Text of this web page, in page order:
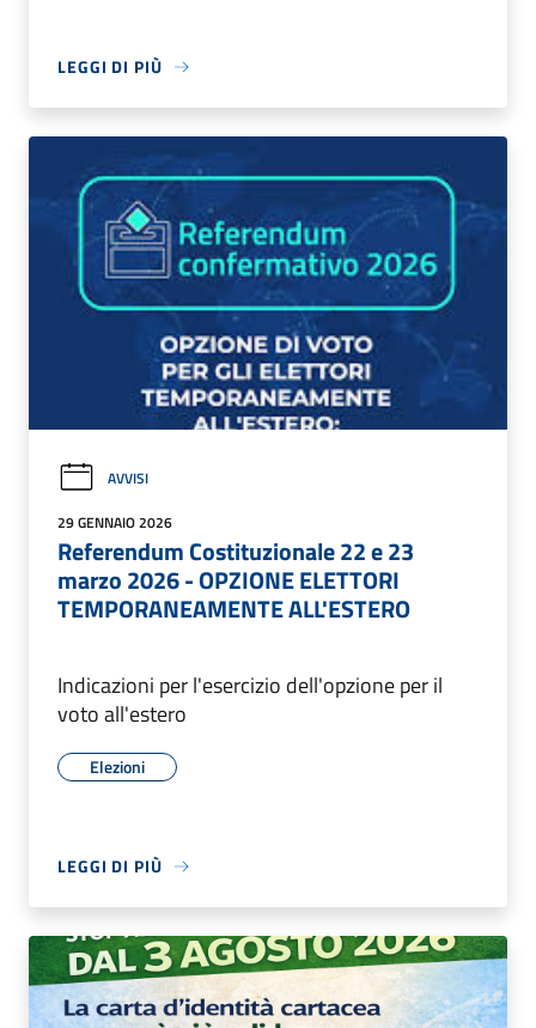
LEGGI DI PIÙ
AVVISI
29 GENNAIO 2026
Referendum Costituzionale 22 e 23
marzo 2026 - OPZIONE ELETTORI
TEMPORANEAMENTE ALL'ESTERO
Indicazioni per l'esercizio dell'opzione per il
voto all'estero
Elezioni
LEGGI DI PIÙ